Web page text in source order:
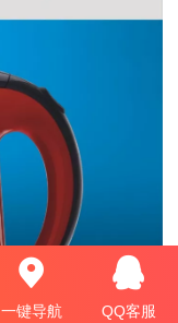
一键导航 QQ客服